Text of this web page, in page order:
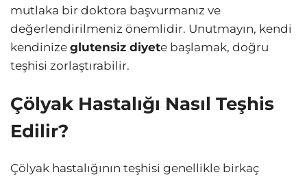
mutlaka bir doktora başvurmanız ve
değerlendirilmeniz önemlidir. Unutmayın, kendi
kendinize glutensiz diyete başlamak, doğru
teşhisi zorlaştırabilir.
Çölyak Hastalığı Nasıl Teşhis
Edilir?
Çölyak hastalığının teşhisi genellikle birkaç